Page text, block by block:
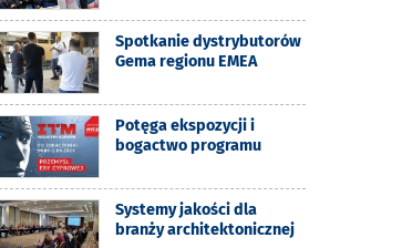
Spotkanie dystrybutorów
Gema regionu EMEA
Potęga ekspozycji i
bogactwo programu
Systemy jakości dla
branży architektonicznej